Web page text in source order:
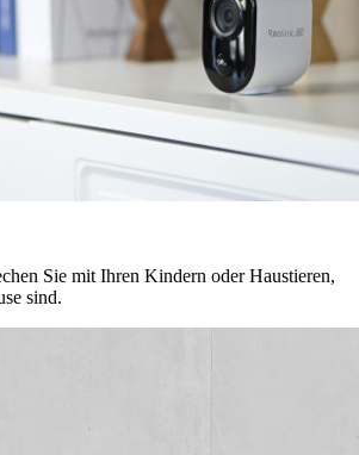
Sie mit Ihren Kindern oder Haustieren,
sind.